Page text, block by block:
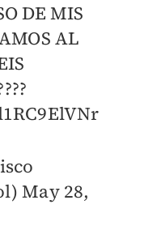
DE MIS
AL
May 28,